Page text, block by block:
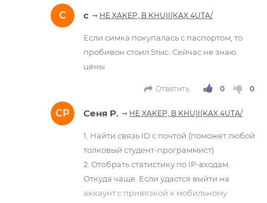
С с ➞ HE XAKEP, B KHU)I(KAX 4UTA/
Если симка покупалась с паспортом, то
пробивон стоил 5тыс. Сейчас не знаю
цены
Ответить
СР Сеня Р. ➞ HE XAKEP, B KHU)I(KAX 4UTA/
1. Найти связь ID с почтой (поможет любой
толковый студент-программист)
2. Отобрать статистику по IP-входам.
Откуда чаще. Если удастся выйти на
аккаунт с привязкой к мобильному